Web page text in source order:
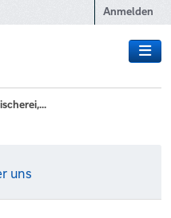
Anmelden
uns